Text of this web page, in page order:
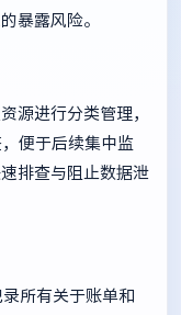
暴露风险。
源进行分类管理，
便于后续集中监
排查与阻止数据泄
所有关于账单和